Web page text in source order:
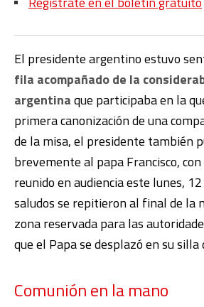
El presidente argentino estuvo
fila acompañado de la
argentinaque participaba en la
primera canonización de una
de la misa, el presidente también
brevemente al papa Francisco,
reunido en audiencia este lunes,
saludos se repitieron al final de la
zona reservada para las
que el Papa se desplazó en su silla
Comunión en la mano